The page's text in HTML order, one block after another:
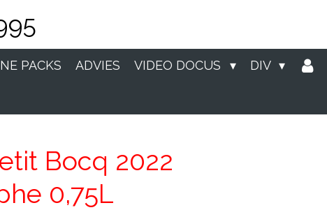
PACKS ADVIES VIDEO DOCUS DIV
Bocq 2022
0,75L